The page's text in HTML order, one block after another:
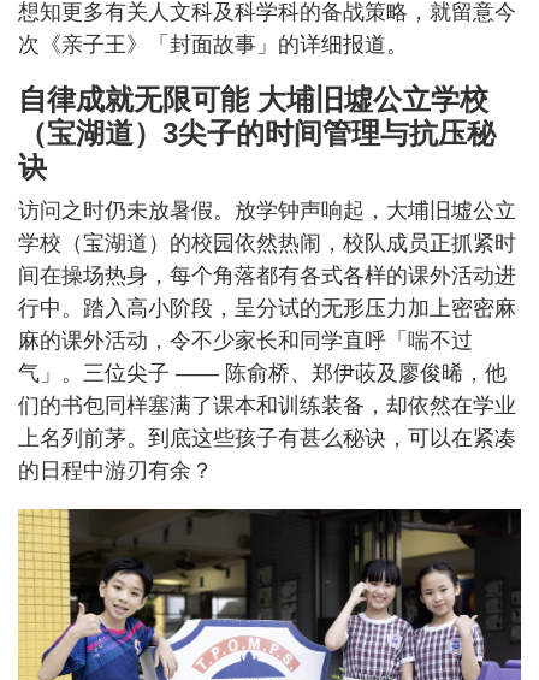
想知更多有关人文科及科学科的备战策略，就留意今
次《亲子王》「封面故事」的详细报道。
自律成就无限可能 大埔旧墟公立学校
（宝湖道）3尖子的时间管理与抗压秘
诀
访问之时仍未放暑假。放学钟声响起，大埔旧墟公立
学校（宝湖道）的校园依然热闹，校队成员正抓紧时
间在操场热身，每个角落都有各式各样的课外活动进
行中。踏入高小阶段，呈分试的无形压力加上密密麻
麻的课外活动，令不少家长和同学直呼「喘不过
气」。三位尖子 —— 陈俞桥、郑伊荍及廖俊晞，他
们的书包同样塞满了课本和训练装备，却依然在学业
上名列前茅。到底这些孩子有甚么秘诀，可以在紧凑
的日程中游刃有余？